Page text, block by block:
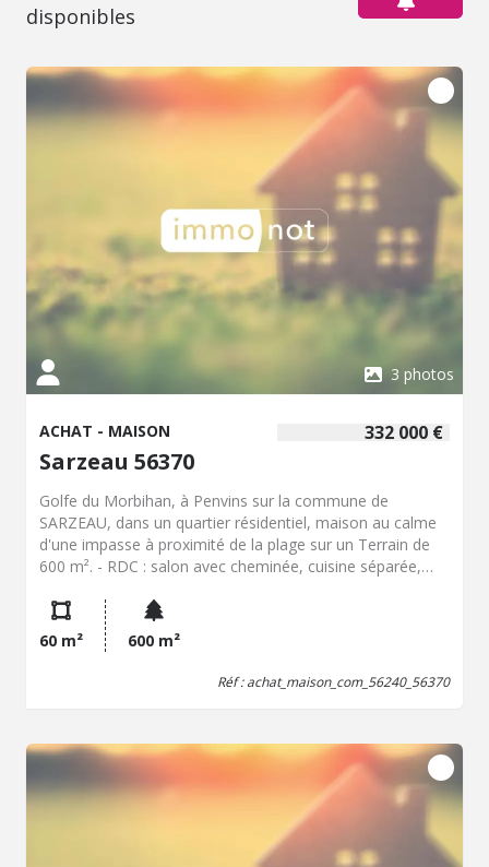
disponibles
3 photos
332 000 €
ACHAT - MAISON
Sarzeau 56370
Golfe du Morbihan, à Penvins sur la commune de
SARZEAU, dans un quartier résidentiel, maison au calme
d'une impasse à proximité de la plage sur un Terrain de
600 m². - RDC : salon avec cheminée, cuisine séparée,
combles aménageables. Prix honoraires inclus: 321 700
EUR TTC (310 000 EUR + 11 700 EUR honoraires) Pour
toutes informations contacter l'Office Notarial de Me
GUILLEMENOT à SAINT AVE, 2 rue Pierre Le Nouail.
60 m² 600 m²
Réf : achat_maison_com_56240_56370